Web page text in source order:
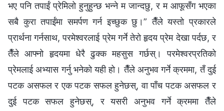
भए पनि तपाईं प्रेमिलो हुनुहुन्छ भन्‍ने म जान्दछु, र म आफूसँग भएका
सबै कुरा तपाईंमा समर्पण गर्न इच्छुक छु।” तैँले यस्तो प्रकारले
प्रार्थना गर्नसाथ, परमेश्‍वरलाई प्रेम गर्ने तेरो हृदय प्रेम देखा पर्दछ, र
तैँले आफ्नो हृदयमा धेरै ढुक्क महसुस गर्छस्। परमेश्‍वरप्रतिको
प्रेमलाई अभ्यास गर्नु भनेको यही हो। तैँले अनुभव गर्ने क्रममा, तँ दुई
पटक असफल र एक पटक सफल हुनेछस्, वा पाँच पटक असफल र
दुई पटक सफल हुनेछस्, र यसरी अनुभव गर्ने क्रममा तैँले